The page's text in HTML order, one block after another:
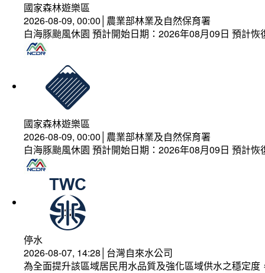
國家森林遊樂區
2026-08-09, 00:00│農業部林業及自然保育署
白海豚颱風休園 預計開始日期：2026年08月09日 預計
國家森林遊樂區
2026-08-09, 00:00│農業部林業及自然保育署
白海豚颱風休園 預計開始日期：2026年08月09日 預計
停水
2026-08-07, 14:28│台灣自來水公司
為全面提升該區域居民用水品質及強化區域供水之穩定